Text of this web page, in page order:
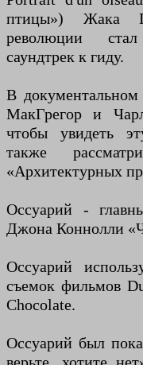
птицы») Жака
революции
саундтрек к гиду.
В
МакГрегор и
чтобы увидеть
также
«Архитектурных
Оссуарий -
Джона Коннолли
Оссуарий
съемок фильмов
Chocolate.
Оссуарий был